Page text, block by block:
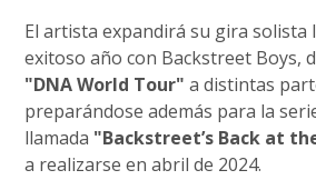
El artista expandirá su gira solista
exitoso año con Backstreet Boys,
"DNA World Tour" a distintas
preparándose además para la
llamada "Backstreet’s Back at
a realizarse en abril de 2024.